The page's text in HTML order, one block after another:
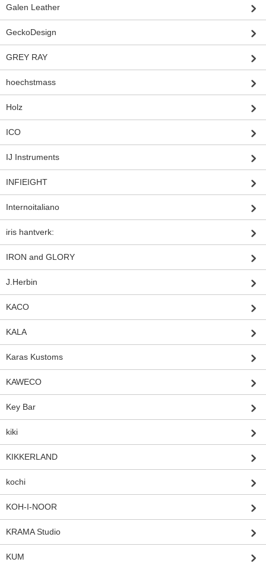
Galen Leather
GeckoDesign
GREY RAY
hoechstmass
Holz
ICO
IJ Instruments
INFIEIGHT
Internoitaliano
iris hantverk:
IRON and GLORY
J.Herbin
KACO
KALA
Karas Kustoms
KAWECO
Key Bar
kiki
KIKKERLAND
kochi
KOH-I-NOOR
KRAMA Studio
KUM